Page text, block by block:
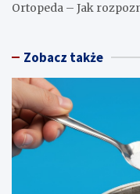
Ortopeda – Jak
Zobacz także